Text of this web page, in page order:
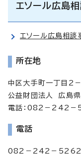
エソール広島
エソール広島相談
所在地
中区大手町一丁目2
公益財団法人 広島
電話：082－242
電話
082－242－5262